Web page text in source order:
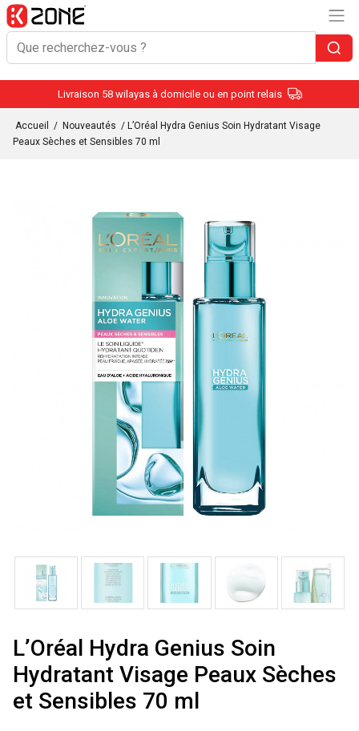
Livraison 58 wilayas à domicile ou en point relais
Accueil / Nouveautés / L’Oréal Hydra Genius Soin Hydratant Visage
Peaux Sèches et Sensibles 70 ml
L’Oréal Hydra Genius Soin
Hydratant Visage Peaux Sèches
et Sensibles 70 ml